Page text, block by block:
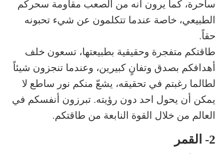
ساحرة، كما يرون أنه من الصعب مقاومة سحركم
الطبيعي، خاصة عندما تتكلمون عن شيء تحبونه
حقاً.
طاقتكم متفجرة وحقيقية بطبيعتها، تسعون خلف
أهدافكم بصدق وتفانٍ كبيرين، وعندما تنجزون شيئاً
لطالما رغبتم في تحقيقه، يشعّ منكم نور ساطع لا
يمكن أن يحول احد دون رؤيته. تبرزون أنفسكم في
العالم من خلال القوة النابعة من طاقتكم.
2- القمر